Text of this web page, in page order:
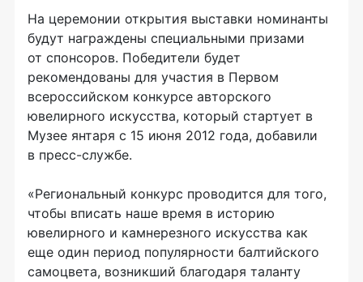
На церемонии открытия выставки номинанты
будут награждены специальными призами
от спонсоров. Победители будет
рекомендованы для участия в Первом
всероссийском конкурсе авторского
ювелирного искусства, который стартует в
Музее янтаря с 15 июня 2012 года, добавили
в пресс-службе.
«Региональный конкурс проводится для того,
чтобы вписать наше время в историю
ювелирного и камнерезного искусства как
еще один период популярности балтийского
самоцвета, возникший благодаря таланту